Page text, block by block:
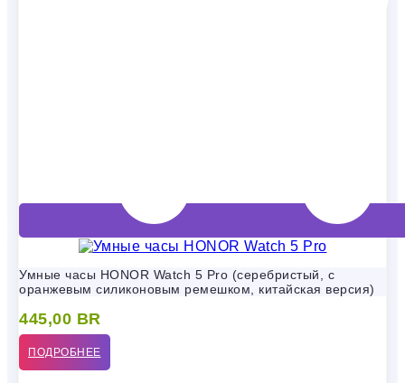
Умные часы HONOR Watch 5 Pro (серебристый, с
оранжевым силиконовым ремешком, китайская версия)
445,00 BR
ПОДРОБНЕЕ